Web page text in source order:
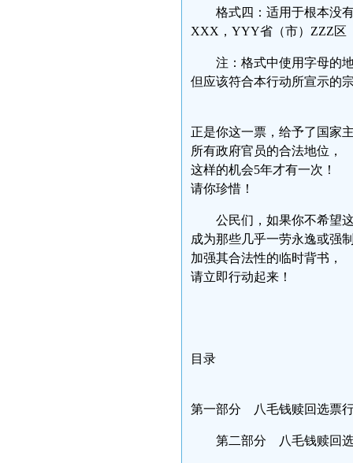
格式四：适用于根本没
XXX，YYY省（市）ZZZ区
注：格式中使用字母的
但应该符合本行动所宣示的
正是你这一票，给予了国家
所有政府官员的合法地位，
这样的机会5年才有一次！
请你珍惜！
公民们，如果你不希望
成为那些几乎一劳永逸或强
加强其合法性的临时背书，
请立即行动起来！
目录
第一部分 八毛钱赎回
第二部分 八毛钱赎